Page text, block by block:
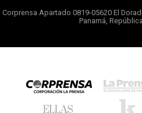
Corprensa Apartado 0819-05620 El
Panamá,